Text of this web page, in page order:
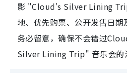
影 "Cloud's Silver Lining
地、优先购票、公开发售日期
务必留意，确保不会错过
Silver Lining Trip" 音乐会的